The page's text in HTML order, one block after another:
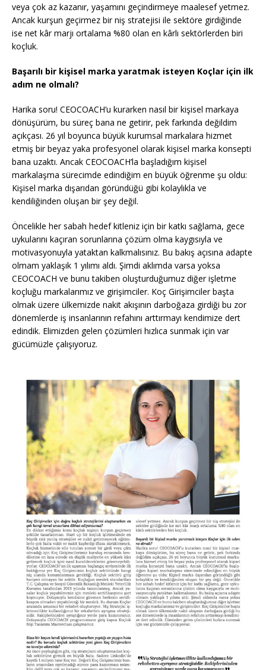
veya çok az kazanır, yaşamını geçindirmeye maalesef yetmez.
Ancak kurşun geçirmez bir niş stratejisi ile sektöre girdiğinde
ise net kâr marjı ortalama %80 olan en kârlı sektörlerden biri
koçluk.
Başarılı bir kişisel marka yaratmak isteyen Koçlar için ilk
adım ne olmalı?
Harika soru! CEOCOACH’u kurarken nasıl bir kişisel markaya
dönüşürüm, bu süreç bana ne getirir, pek farkında değildim
açıkçası. 26 yıl boyunca büyük kurumsal markalara hizmet
etmiş bir beyaz yaka profesyonel olarak kişisel marka konsepti
bana uzaktı. Ancak CEOCOACH’la başladığım kişisel
markalaşma sürecimde edindiğim en büyük öğrenme şu oldu:
Kişisel marka dışarıdan göründüğü gibi kolaylıkla ve
kendiliğinden oluşan bir şey değil.
Öncelikle her sabah hedef kitleniz için bir katkı sağlama, gece
uykularını kaçıran sorunlarına çözüm olma kaygısıyla ve
motivasyonuyla yataktan kalkmalısınız. Bu bakış açısına adapte
olmam yaklaşık 1 yılımı aldı. Şimdi aklımda varsa yoksa
CEOCOACH ve bunu takiben oluşturduğumuz diğer işletme
koçluğu markalarımız ve girişimciler. Koç Girişimciler başta
olmak üzere ülkemizde nakit akışının darboğaza girdiği bu zor
dönemlerde iş insanlarının refahını arttırmayı kendimize dert
edindik. Elimizden gelen çözümleri hızlıca sunmak için var
gücümüzle çalışıyoruz.